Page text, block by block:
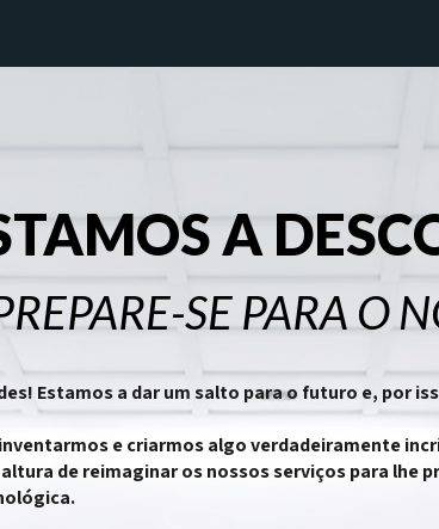
A
SE PARA O
Estamos a dar um salto para o futuro e, por
e criarmos algo verdadeiramente
altura de reimaginar os nossos serviços para lhe